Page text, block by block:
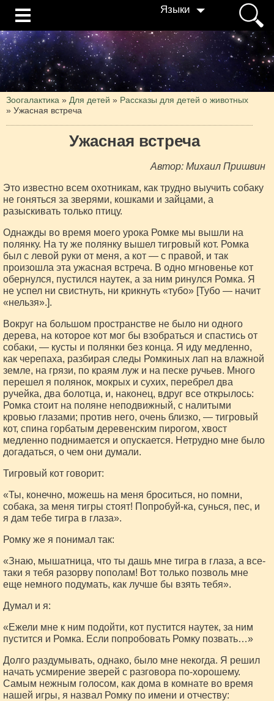
Языки
Зоогалактика » Для детей » Рассказы для детей о животных
» Ужасная встреча
Ужасная встреча
Автор: Михаил Пришвин
Это известно всем охотникам, как трудно выучить собаку
не гоняться за зверями, кошками и зайцами, а
разыскивать только птицу.
Однажды во время моего урока Ромке мы вышли на
полянку. На ту же полянку вышел тигровый кот. Ромка
был с левой руки от меня, а кот — с правой, и так
произошла эта ужасная встреча. В одно мгновенье кот
обернулся, пустился наутек, а за ним ринулся Ромка. Я
не успел ни свистнуть, ни крикнуть «тубо» [Тубо — начит
«нельзя».].
Вокруг на большом пространстве не было ни одного
дерева, на которое кот мог бы взобраться и спастись от
собаки, — кусты и полянки без конца. Я иду медленно,
как черепаха, разбирая следы Ромкиных лап на влажной
земле, на грязи, по краям луж и на песке ручьев. Много
перешел я полянок, мокрых и сухих, перебрел два
ручейка, два болотца, и, наконец, вдруг все открылось:
Ромка стоит на поляне неподвижный, с налитыми
кровью глазами; против него, очень близко, — тигровый
кот, спина горбатым деревенским пирогом, хвост
медленно поднимается и опускается. Нетрудно мне было
догадаться, о чем они думали.
Тигровый кот говорит:
«Ты, конечно, можешь на меня броситься, но помни,
собака, за меня тигры стоят! Попробуй-ка, сунься, пес, и
я дам тебе тигра в глаза».
Ромку же я понимал так:
«Знаю, мышатница, что ты дашь мне тигра в глаза, а все-
таки я тебя разорву пополам! Вот только позволь мне
еще немного подумать, как лучше бы взять тебя».
Думал и я:
«Ежели мне к ним подойти, кот пустится наутек, за ним
пустится и Ромка. Если попробовать Ромку позвать…»
Долго раздумывать, однако, было мне некогда. Я решил
начать усмирение зверей с разговора по-хорошему.
Самым нежным голосом, как дома в комнате во время
нашей игры, я назвал Ромку по имени и отчеству: